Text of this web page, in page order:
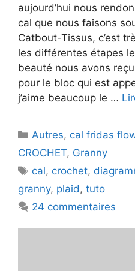
aujourd’hui nous
cal que nous faisons
Catbout-Tissus, c’est
les différentes étapes
beauté nous avons
pour le bloc qui est
j’aime beaucoup le …
Catégories
Autres, cal fridas
CROCHET, Granny
Étiquettes
cal, crochet,
granny, plaid, tuto
24 commentaires